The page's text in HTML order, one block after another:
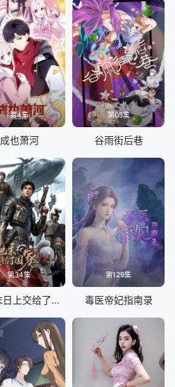
第4集
成也萧河
第05集
谷雨街后巷
第34集
我把末日上交给了国家
第129集
毒医帝妃指南录